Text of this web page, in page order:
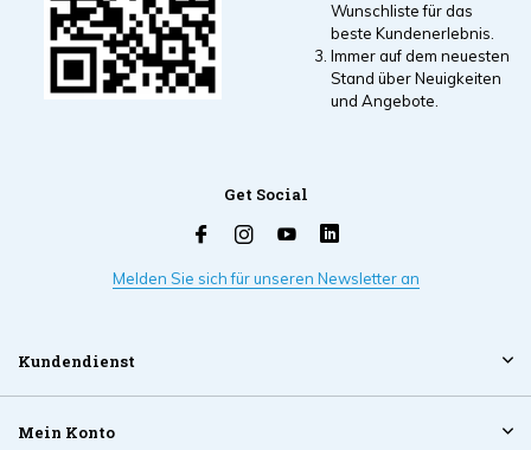
Wunschliste für das
beste Kundenerlebnis.
Immer auf dem neuesten
Stand über Neuigkeiten
und Angebote.
Get Social
Melden Sie sich für unseren Newsletter an
Kundendienst
Mein Konto